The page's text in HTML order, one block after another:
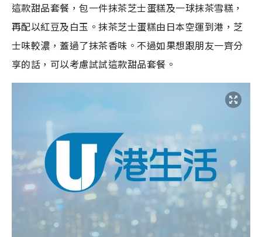
這款甜品套餐，包一件抹茶芝士蛋糕及一球抹茶雪糕，
再配以紅豆及白玉。抹茶芝士蛋糕由日本空運到港，芝
士味較濃，蓋過了抹茶香味。不過如果想跟朋友一齊分
享的話，可以考慮試試這款甜品套餐。